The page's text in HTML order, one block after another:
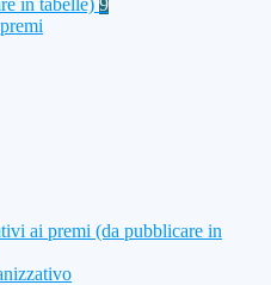
in tabelle) 9
ai premi (da pubblicare in